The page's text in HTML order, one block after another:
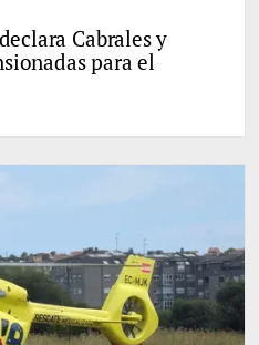
Cabrales y
para el